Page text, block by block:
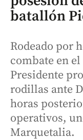
batallón
Rodeado por
combate en
Presidente
rodillas ante
horas
operativos,
Marquetalia.